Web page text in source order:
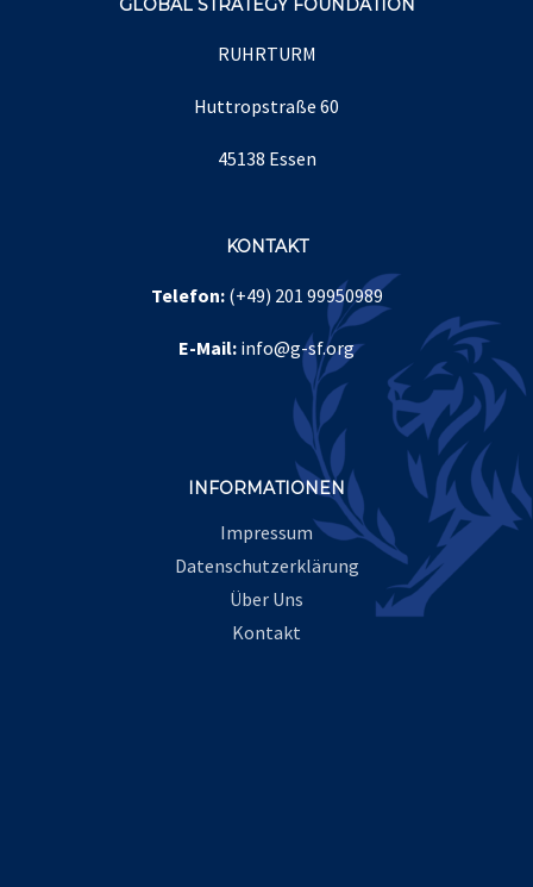
GLOBAL STRATEGY FOUNDATION
RUHRTURM
Huttropstraße 60
45138 Essen
KONTAKT
Telefon:(+49) 201 99950989
E-Mail: info@g-sf.org
INFORMATIONEN
Impressum
Datenschutzerklärung
Über Uns
Kontakt